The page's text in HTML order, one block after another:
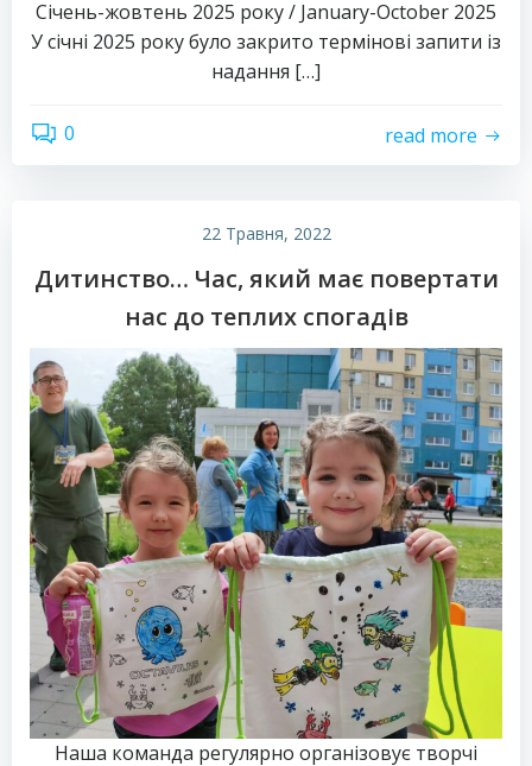
Січень-жовтень 2025 року / January-October 2025
У січні 2025 року було закрито термінові запити із
надання […]
0 read more
22 Травня, 2022
Дитинство… Час, який має повертати
нас до теплих спогадів
Наша команда регулярно організовує творчі